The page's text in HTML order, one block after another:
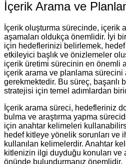
İçerik Arama ve
İçerik oluşturma sürecinde, içerik
aşamaları oldukça önemlidir. İyi
için hedeflerinizi belirlemek,
etkileyici başlık ve önizlemeler
içerik üretimi sürecinin en önemli
içerik arama ve planlama sürecini
gerekmektedir. Bu süreç, başarılı
stratejisi için temel adımlardan
İçerik arama süreci, hedefleriniz
bulma ve araştırma yapma
için anahtar kelimeleri
hedef kitleye yönelik sorunları ve
kullanılan kelimelerdir. Anahtar
kitlenizin ilgi duyduğu konuları ve
önünde bulundurmanız önemlidir.